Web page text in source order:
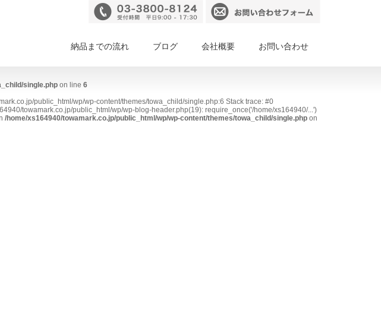
納品までの流れ ブログ 会社概要 お問い合わせ
single.php on line 6
public_html/wp/wp-content/themes/towa_child/single.php:6 Stack trace: #0
towamark.co.jp/public_html/wp/wp-blog-header.php(19): require_once('/home/xs164940/...')
/home/xs164940/towamark.co.jp/public_html/wp/wp-content/themes/towa_child/single.php on